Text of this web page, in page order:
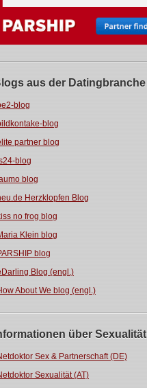
aus der Datingbranche
blog
blog
partner blog
blog
blog
Herzklopfen Blog
no frog blog
Klein blog
blog
Blog (engl.)
About We blog (engl.)
über Sexualität
Sex & Partnerschaft (DE)
Sexualität (AT)